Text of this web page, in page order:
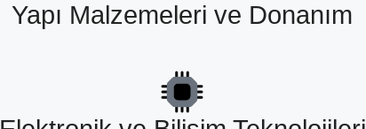
Yapı Malzemeleri ve Donanım